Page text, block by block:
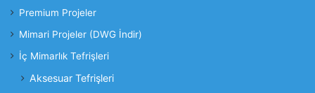
Premium Projeler
Mimari Projeler (DWG İndir)
İç Mimarlık Tefrişleri
Aksesuar Tefrişleri